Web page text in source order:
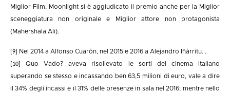
Miglior Film, Moonlight si è aggiudicato il premio anche per la Miglior
sceneggiatura non originale e Miglior attore non protagonista
(Mahershala Ali).
[9] Nel 2014 a Alfonso Cuaròn, nel 2015 e 2016 a Alejandro Iñàrritu. .
[10]
Quo Vado? aveva risollevato le sorti del cinema italiano
superando se stesso e incassando ben 63,5 milioni di euro, vale a dire
il 34% degli incassi e il 31% delle presenze in sala nel 2016; mentre nello